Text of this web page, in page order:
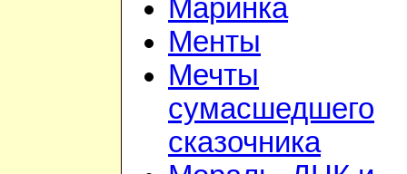
Маринка
Менты
Мечты
сумасшедшего
сказочника